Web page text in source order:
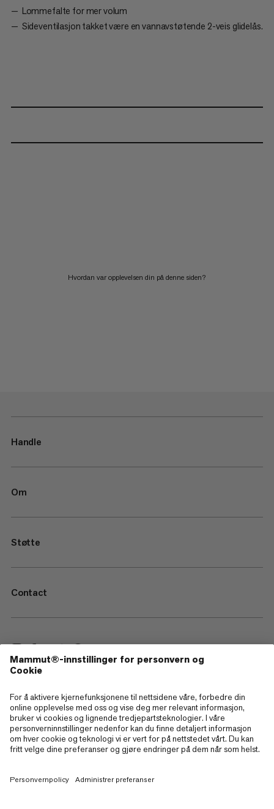
Lommefalte for mer volum
Sideventilasjon takket være en vannavstøtende 2-veis glidelås.
Hvordan var opplevelsen din på denne siden?
Handle
Om
Støtte
Contact
—
Sitemap
Cookies
Juridisk merknad